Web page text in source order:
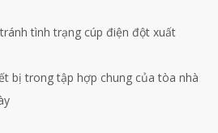
tình trạng cúp điện đột xuất
bị trong tập hợp chung của tòa nhà